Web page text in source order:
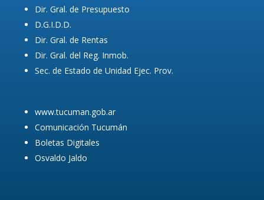
Dir. Gral. de Presupuesto
D.G.I.D.D.
Dir. Gral. de Rentas
Dir. Gral. del Reg. Inmob.
Sec. de Estado de Unidad Ejec. Prov.
www.tucuman.gob.ar
Comunicación Tucumán
Boletas Digitales
Osvaldo Jaldo